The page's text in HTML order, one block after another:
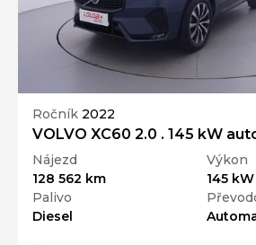
Ročník 2022
VOLVO XC60 2.0 . 145 kW
Nájezd
128 562 km
Výkon
145 kW
Palivo
Diesel